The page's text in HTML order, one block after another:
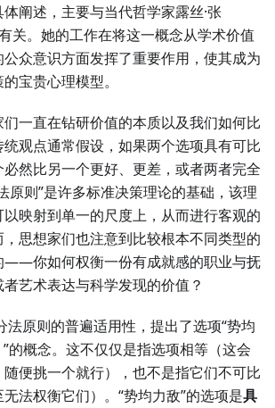
阐述，主要与当代哲学家露丝·张
关。她的工作在将这一概念从学术价值
众意识方面发挥了重要作用，使其成为
宝贵心理模型。
一直在钻研价值的本质以及我们如何比
观点通常假设，如果两个选项具有可比
然比另一个更好、更差，或者两者完全
原则”是许多标准决策理论的基础，该理
映射到单一的尺度上，从而进行客观的
思想家们也注意到比较根本不同类型的
——你如何权衡一份有成就感的职业与抚
艺术表达与科学发现的价值？
法原则的普遍适用性，提出了选项“势均
的概念。这不仅仅是指选项相等（这会
便挑一个就行），也不是指它们不可比
无法权衡它们）。“势均力敌”的选项是具